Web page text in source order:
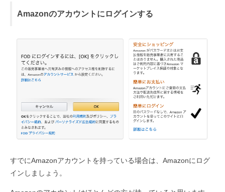
Amazonのアカウントにログインする
すでにAmazonアカウントを持っている場合は、Amazonにログ
インしましょう。